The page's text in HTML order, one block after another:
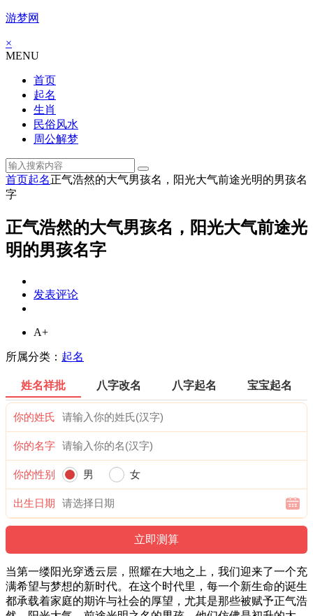
游梦网
×
MENU
首页
起名
生肖
民俗风水
周公解梦
首页起名正气浩然的大气男孩名，阳光大气前途光明的男孩名
字
正气浩然的大气男孩名，阳光大气前途光
明的男孩名字
发表评论
A+
所属分类： 起名
姓名祥批 八字改名 八字起名 宝宝起名
你的姓氏
你的名字
你的性别 男 女
出生日期
当第一缕阳光穿透云层，照耀在大地之上，我们迎来了一个充
满希望与梦想的新时代。在这个时代里，每一个新生命的诞生
都承载着家庭的期许与社会的厚望，尤其是那些被赋予正气浩